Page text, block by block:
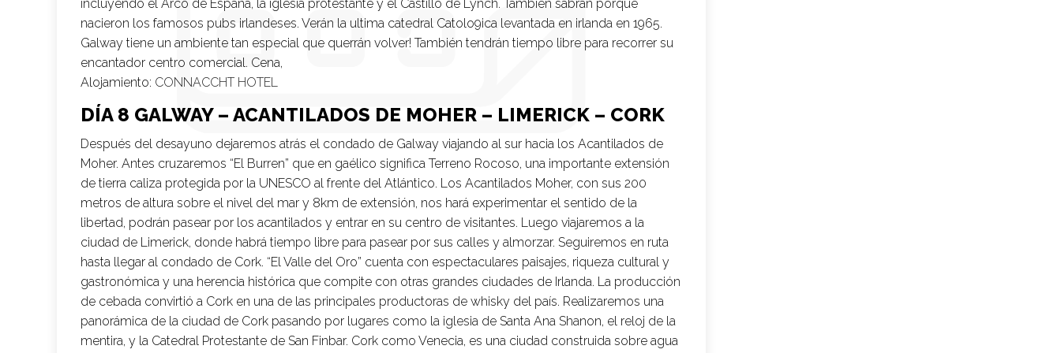
incluyendo el Arco de España, la iglesia protestante y el Castillo de Lynch. También sabrán porque
nacieron los famosos pubs irlandeses. Verán la ultima catedral Catolo9ica levantada en irlanda en 1965.
Galway tiene un ambiente tan especial que querrán volver! También tendrán tiempo libre para recorrer su
encantador centro comercial. Cena,
Alojamiento: CONNACCHT HOTEL
DÍA 8 GALWAY – ACANTILADOS DE MOHER – LIMERICK – CORK
Después del desayuno dejaremos atrás el condado de Galway viajando al sur hacia los Acantilados de
Moher. Antes cruzaremos “El Burren” que en gaélico significa Terreno Rocoso, una importante extensión
de tierra caliza protegida por la UNESCO al frente del Atlántico. Los Acantilados Moher, con sus 200
metros de altura sobre el nivel del mar y 8km de extensión, nos hará experimentar el sentido de la
libertad, podrán pasear por los acantilados y entrar en su centro de visitantes. Luego viajaremos a la
ciudad de Limerick, donde habrá tiempo libre para pasear por sus calles y almorzar. Seguiremos en ruta
hasta llegar al condado de Cork. “El Valle del Oro” cuenta con espectaculares paisajes, riqueza cultural y
gastronómica y una herencia histórica que compite con otras grandes ciudades de Irlanda. La producción
de cebada convirtió a Cork en una de las principales productoras de whisky del país. Realizaremos una
panorámica de la ciudad de Cork pasando por lugares como la iglesia de Santa Ana Shanon, el reloj de la
mentira, y la Catedral Protestante de San Finbar. Cork como Venecia, es una ciudad construida sobre agua